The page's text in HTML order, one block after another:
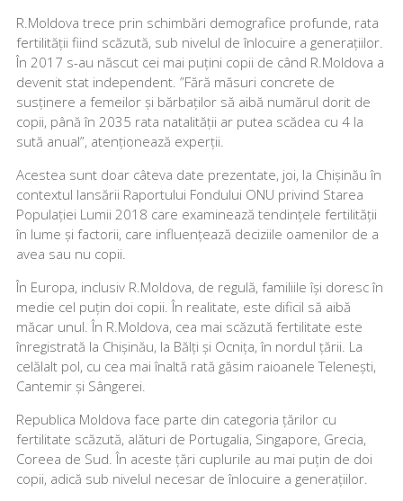
R.Moldova trece prin schimbări demografice profunde, rata
fertilității fiind scăzută, sub nivelul de înlocuire a generațiilor.
În 2017 s-au născut cei mai puțini copii de când R.Moldova a
devenit stat independent. ”Fără măsuri concrete de
susținere a femeilor și bărbaților să aibă numărul dorit de
copii, până în 2035 rata natalității ar putea scădea cu 4 la
sută anual”, atenționează experții.
Acestea sunt doar câteva date prezentate, joi, la Chișinău în
contextul lansării Raportului Fondului ONU privind Starea
Populației Lumii 2018 care examinează tendințele fertilității
în lume și factorii, care influențează deciziile oamenilor de a
avea sau nu copii.
În Europa, inclusiv R.Moldova, de regulă, familiile își doresc în
medie cel puțin doi copii. În realitate, este dificil să aibă
măcar unul. În R.Moldova, cea mai scăzută fertilitate este
înregistrată la Chișinău, la Bălți și Ocnița, în nordul țării. La
celălalt pol, cu cea mai înaltă rată găsim raioanele Telenești,
Cantemir și Sângerei.
Republica Moldova face parte din categoria țărilor cu
fertilitate scăzută, alături de Portugalia, Singapore, Grecia,
Coreea de Sud. În aceste țări cuplurile au mai puțin de doi
copii, adică sub nivelul necesar de înlocuire a generațiilor.